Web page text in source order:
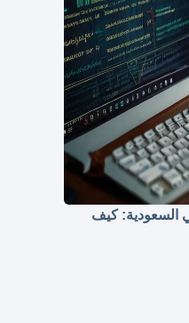
السعودية: كيف